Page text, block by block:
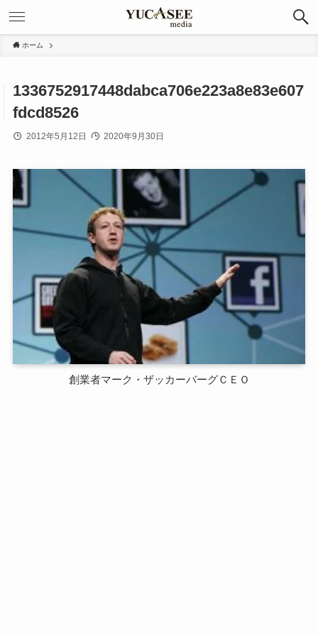
ホーム
1336752917448dabca706e223a8e83e607
fdcd8526
2012年5月12日 2020年9月30日
創業者マーク・ザッカーバーグＣＥＯ